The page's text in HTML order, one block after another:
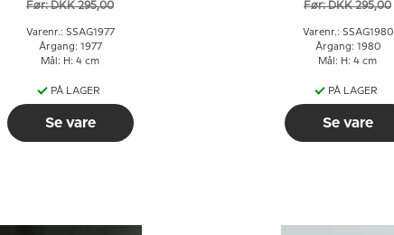
Før: DKK 295,00
Varenr.: SSAG1977
Årgang: 1977
Mål: H: 4 cm
PÅ LAGER
Se vare
Før: DKK 295,00
Varenr.: SSAG1980
Årgang: 1980
Mål: H: 4 cm
PÅ LAGER
Se vare